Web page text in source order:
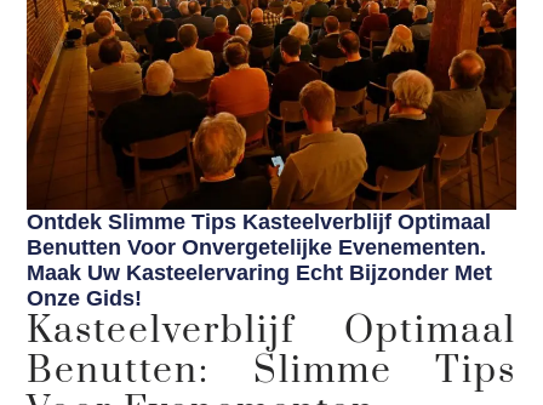
Ontdek Slimme Tips Kasteelverblijf Optimaal
Benutten Voor Onvergetelijke Evenementen.
Maak Uw Kasteelervaring Echt Bijzonder Met
Onze Gids!
Kasteelverblijf Optimaal
Benutten: Slimme Tips